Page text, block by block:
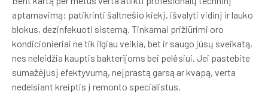
aptarnavimą: patikrinti šaltnešio kiekį, išvalyti vidinį ir lauko
blokus, dezinfekuoti sistemą. Tinkamai prižiūrimi oro
kondicionieriai ne tik ilgiau veikia, bet ir saugo jūsų sveikatą,
nes neleidžia kauptis bakterijoms bei pelėsiui. Jei pastebite
sumažėjusį efektyvumą, neįprastą garsą ar kvapą, verta
nedelsiant kreiptis į remonto specialistus.